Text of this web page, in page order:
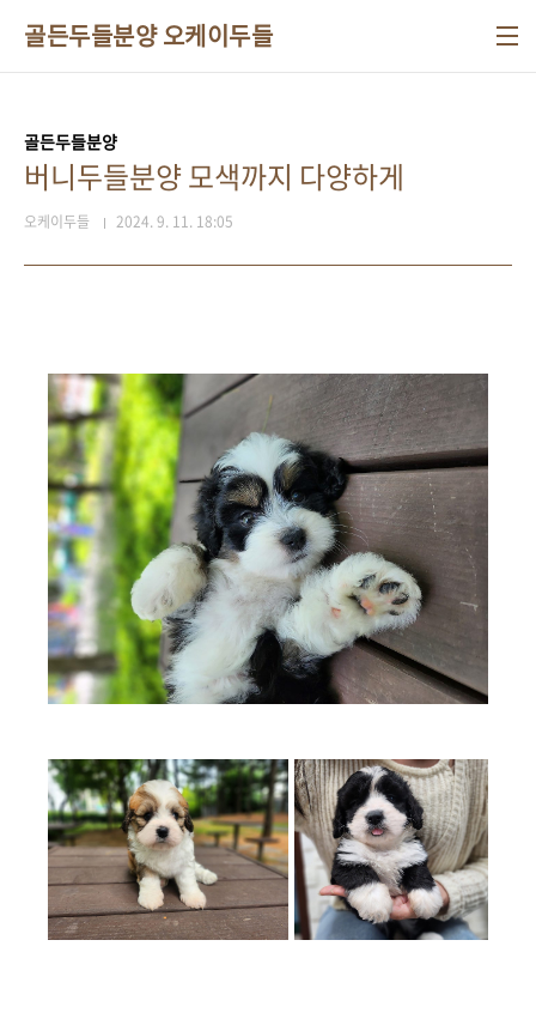
골든두들분양 오케이두들
골든두들분양
버니두들분양 모색까지 다양하게
오케이두들 2024. 9. 11. 18:05